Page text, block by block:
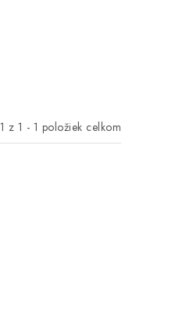
1 z 1 - 1 položiek celkom